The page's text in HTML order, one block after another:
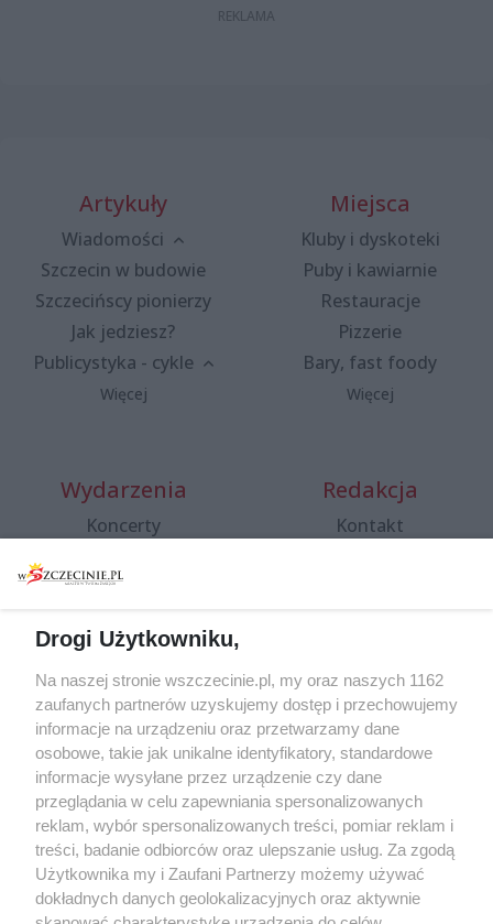
Artykuły
Wiadomości
Szczecin w budowie
Szczecińscy pionierzy
Jak jedziesz?
Publicystyka - cykle
Więcej
Miejsca
Kluby i dyskoteki
Puby i kawiarnie
Restauracje
Pizzerie
Bary, fast foody
Więcej
Wydarzenia
Koncerty
Spacery i oprowadzania
targi
Wernisaże
Więcej
Redakcja
Kontakt
Specjalny koncert z okazji
20. urodzin portalu
wSzczecinie.pl
Regulamin konkursów
śniadaniówka "Hej
Szczecin! Jest piątek!"
Partnerzy
Drogi Użytkowniku,
Na naszej stronie wszczecinie.pl, my oraz naszych 1162
zaufanych partnerów uzyskujemy dostęp i przechowujemy
informacje na urządzeniu oraz przetwarzamy dane
osobowe, takie jak unikalne identyfikatory, standardowe
informacje wysyłane przez urządzenie czy dane
przeglądania w celu zapewniania spersonalizowanych
reklam, wybór spersonalizowanych treści, pomiar reklam i
treści, badanie odbiorców oraz ulepszanie usług. Za zgodą
Użytkownika my i Zaufani Partnerzy możemy używać
dokładnych danych geolokalizacyjnych oraz aktywnie